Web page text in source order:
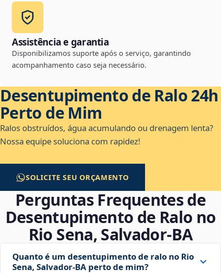
Assistência e garantia
Disponibilizamos suporte após o serviço, garantindo
acompanhamento caso seja necessário.
Desentupimento de Ralo 24h
Perto de Mim
Ralos obstruídos, água acumulando ou drenagem lenta?
Nossa equipe soluciona com rapidez!
SOLICITE SEU ORÇAMENTO
Perguntas Frequentes de
Desentupimento de Ralo no
Rio Sena, Salvador‑BA
Quanto é um desentupimento de ralo no Rio
Sena, Salvador‑BA perto de mim?